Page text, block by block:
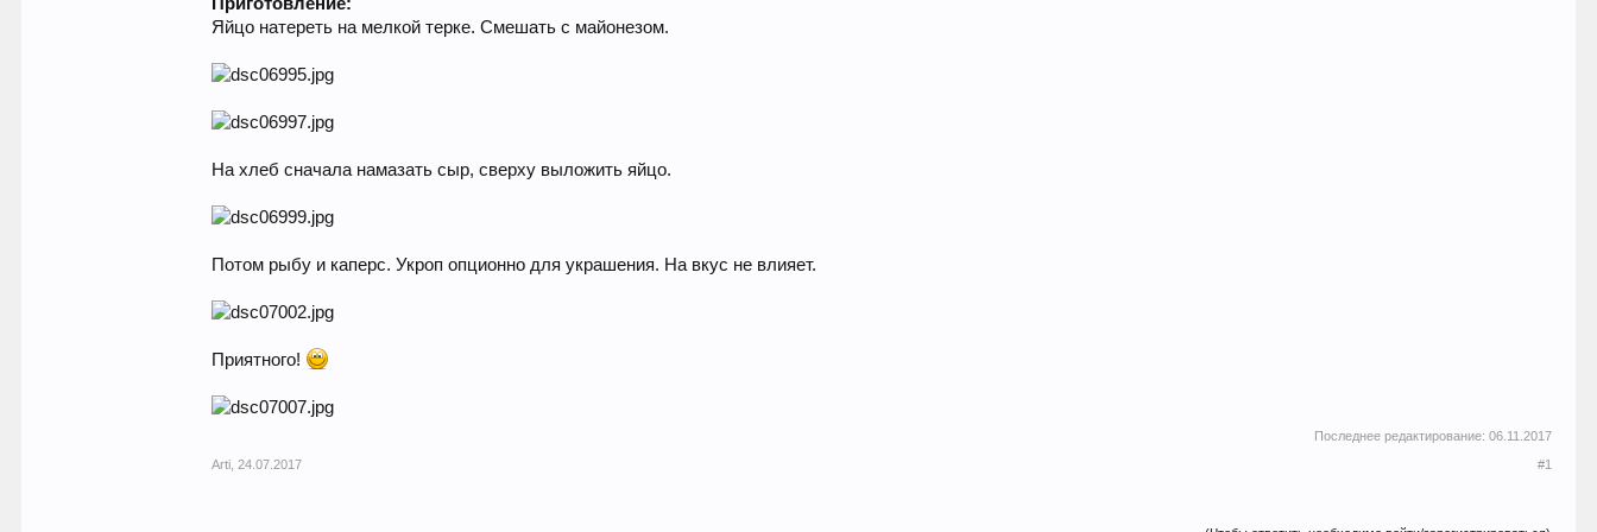
Яйцо натереть на мелкой терке. Смешать с майонезом.
На хлеб сначала намазать сыр, сверху выложить яйцо.
Потом рыбу и каперс. Укроп опционно для украшения. На вкус не влияет.
Приятного!
Последнее редактирование: 06.11.2017
Arti 24.07.2017 #1